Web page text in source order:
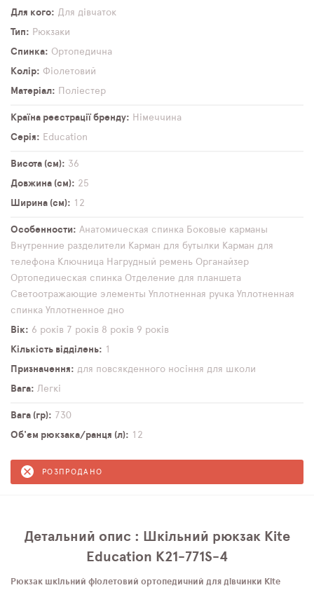
Для кого
Для дівчаток
Тип
Рюкзаки
Спинка
Ортопедична
Колір
Фіолетовий
Матеріал
Поліестер
Країна реєстрації бренду
Німеччина
Серія
Education
Висота (см)
36
Довжина (см)
25
Ширина (см)
12
Особенности Анатомическая спинка Боковые карманы
Внутренние разделители Карман для бутылки Карман для
телефона Ключница Нагрудный ремень Органайзер
Ортопедическая спинка Отделение для планшета
Светоотражающие элементы Уплотненная ручка Уплотненная
спинка Уплотненное дно
Вік
6 років 7 років 8 років 9 років
Кількість відділень
1
Призначення
для повсякденного носіння для школи
Вага
Легкі
Вага (гр)
730
Об'єм рюкзака/ранця (л)
12
РОЗПРОДАНО
Детальний опис : Шкільний рюкзак Kite
Education K21-771S-4
Рюкзак шкільний фіолетовий ортопедичний для дівчинки Kite